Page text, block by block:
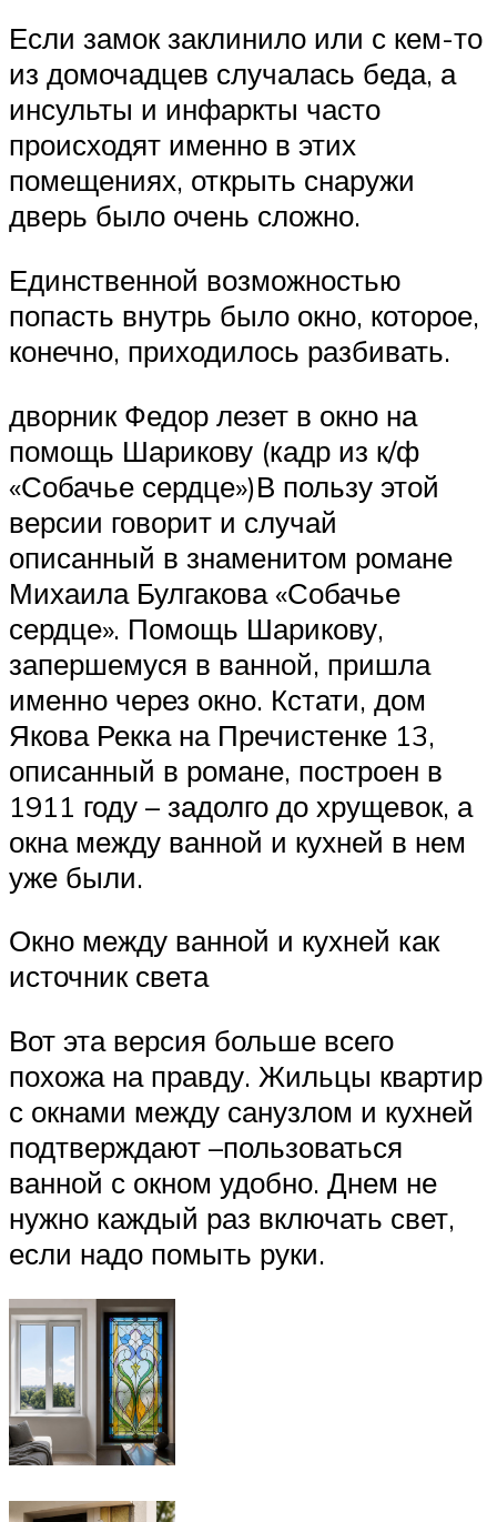
Если замок заклинило или с кем-то
из домочадцев случалась беда, а
инсульты и инфаркты часто
происходят именно в этих
помещениях, открыть снаружи
дверь было очень сложно.
Единственной возможностью
попасть внутрь было окно, которое,
конечно, приходилось разбивать.
дворник Федор лезет в окно на
помощь Шарикову (кадр из к/ф
«Собачье сердце»)В пользу этой
версии говорит и случай
описанный в знаменитом романе
Михаила Булгакова «Собачье
сердце». Помощь Шарикову,
запершемуся в ванной, пришла
именно через окно. Кстати, дом
Якова Рекка на Пречистенке 13,
описанный в романе, построен в
1911 году – задолго до хрущевок, а
окна между ванной и кухней в нем
уже были.
Окно между ванной и кухней как
источник света
Вот эта версия больше всего
похожа на правду. Жильцы квартир
с окнами между санузлом и кухней
подтверждают –пользоваться
ванной с окном удобно. Днем не
нужно каждый раз включать свет,
если надо помыть руки.